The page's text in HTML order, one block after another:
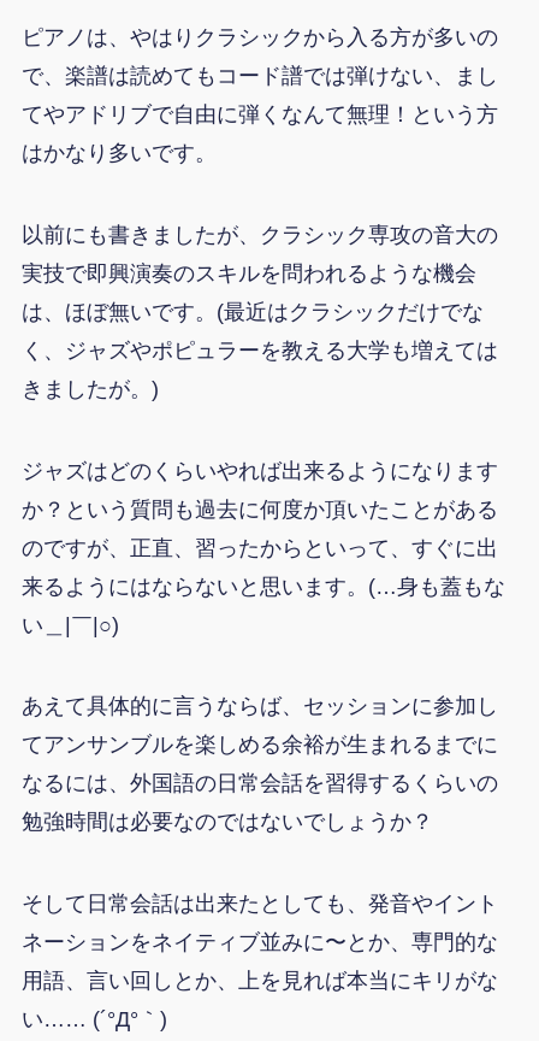
ピアノは、やはりクラシックから入る方が多いの
で、楽譜は読めてもコード譜では弾けない、まし
てやアドリブで自由に弾くなんて無理！という方
はかなり多いです。
以前にも書きましたが、クラシック専攻の音大の
実技で即興演奏のスキルを問われるような機会
は、ほぼ無いです。(最近はクラシックだけでな
く、ジャズやポピュラーを教える大学も増えては
きましたが。)
ジャズはどのくらいやれば出来るようになります
か？という質問も過去に何度か頂いたことがある
のですが、正直、習ったからといって、すぐに出
来るようにはならないと思います。(…身も蓋もな
い＿|￣|○)
あえて具体的に言うならば、セッションに参加し
てアンサンブルを楽しめる余裕が生まれるまでに
なるには、外国語の日常会話を習得するくらいの
勉強時間は必要なのではないでしょうか？
そして日常会話は出来たとしても、発音やイント
ネーションをネイティブ並みに〜とか、専門的な
用語、言い回しとか、上を見れば本当にキリがな
い…… (´°Д°｀)